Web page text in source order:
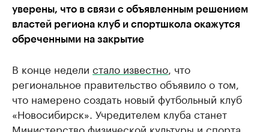
уверены, что в связи с объявленным решением
властей региона клуб и спортшкола окажутся
обреченными на закрытие
В конце недели стало известно , что
региональное правительство объявило о том,
что намерено создать новый футбольный клуб
«Новосибирск». Учредителем клуба станет
Министерство физической культуры и спорта